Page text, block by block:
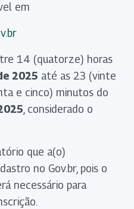
em
14 (quatorze) horas
2025 até as 23 (vinte
e cinco) minutos do
, considerado o
que a(o)
no Gov.br, pois o
necessário para